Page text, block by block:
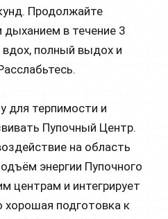
Продолжайте
дыханием в течение 3
полный выдох и
для терпимости и
Пупочный Центр.
на область
энергии Пупочного
центрам и интегрирует
хорошая подготовка к